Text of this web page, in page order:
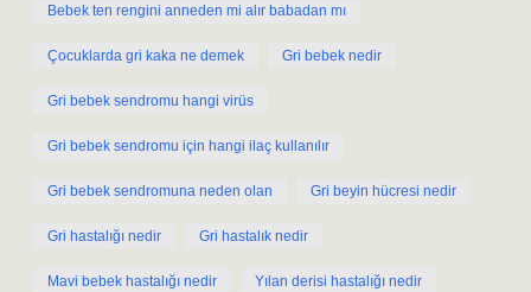
Bebek ten rengini anneden mi alır babadan mı
Çocuklarda gri kaka ne demek Gri bebek nedir
Gri bebek sendromu hangi virüs
Gri bebek sendromu için hangi ilaç kullanılır
Gri bebek sendromuna neden olan Gri beyin hücresi nedir
Gri hastalığı nedir Gri hastalık nedir
Mavi bebek hastalığı nedir Yılan derisi hastalığı nedir